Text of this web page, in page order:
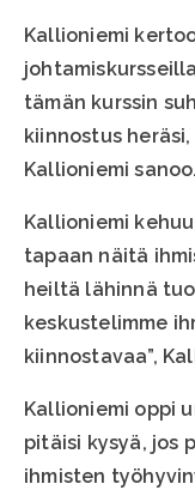
Kallioniemi
tämän kurssin
kiinnostus
Kallioniemi sanoo.
Kallioniemi
tapaan näitä
heiltä lähinnä
keskustelimme
kiinnostavaa”,
Kallioniemi oppi
pitäisi kysyä, jos
ihmisten